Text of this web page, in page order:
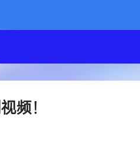
频！